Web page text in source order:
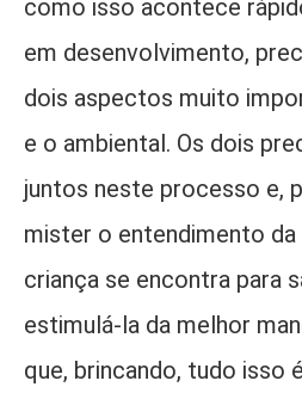
como isso acontece
em desenvolvimento,
dois aspectos muito
e o ambiental. Os dois
juntos neste processo e,
mister o entendimento
criança se encontra para
estimulá-la da melhor
que, brincando, tudo isso